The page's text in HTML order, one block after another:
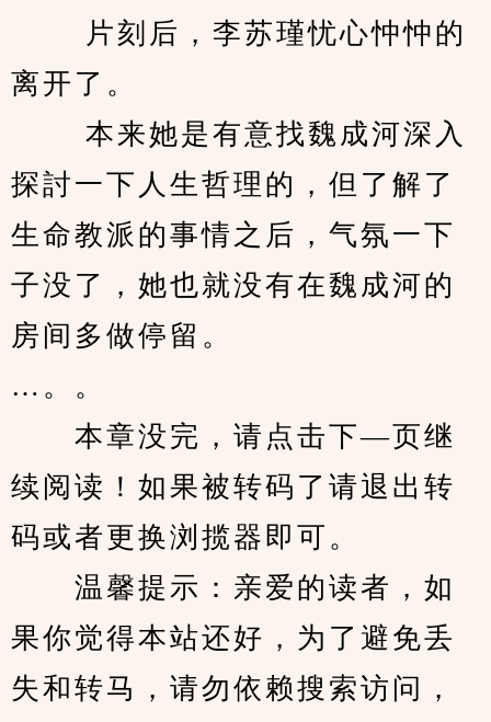
片刻后，李苏瑾忧心忡忡的
离开了。
本来她是有意找魏成河深入
探討一下人生哲理的，但了解了
生命教派的事情之后，气氛一下
子没了，她也就没有在魏成河的
房间多做停留。
…。。
本章没完，请点击下—页继
续阅读！如果被转码了请退出转
码或者更换浏揽器即可。
温馨提示：亲爱的读者，如
果你觉得本站还好，为了避免丢
失和转马，请勿依赖搜索访问，